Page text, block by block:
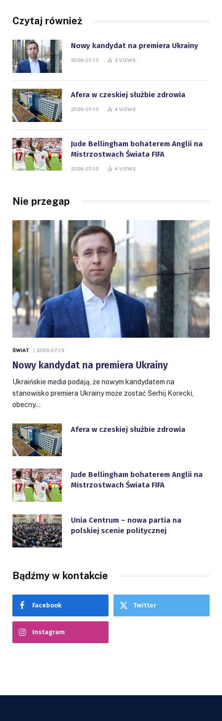
Czytaj również
Nowy kandydat na premiera Ukrainy
2026-07-13 3 VIEWS
Afera w czeskiej służbie zdrowia
2026-07-13 4 VIEWS
Jude Bellingham bohaterem Anglii na
Mistrzostwach Świata FIFA
2026-07-13 4 VIEWS
Nie przegap
ŚWIAT 2026-07-13
Nowy kandydat na premiera Ukrainy
Ukraińskie media podają, że nowym kandydatem na
stanowisko premiera Ukrainy może zostać Serhij Korecki,
obecny…
Afera w czeskiej służbie zdrowia
Jude Bellingham bohaterem Anglii na
Mistrzostwach Świata FIFA
Unia Centrum – nowa partia na
polskiej scenie politycznej
Bądźmy w kontakcie
Facebook Twitter
Instagram